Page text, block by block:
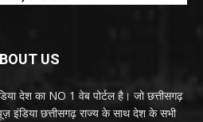
US
देश का NO 1 वेब पोर्टल है। जो छत्तीसगढ़
इंडिया छत्तीसगढ़ राज्य के साथ देश के सभी